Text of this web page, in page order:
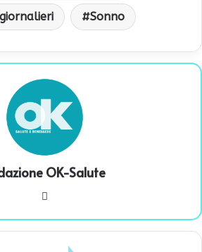
Sonno
OK-Salute
te